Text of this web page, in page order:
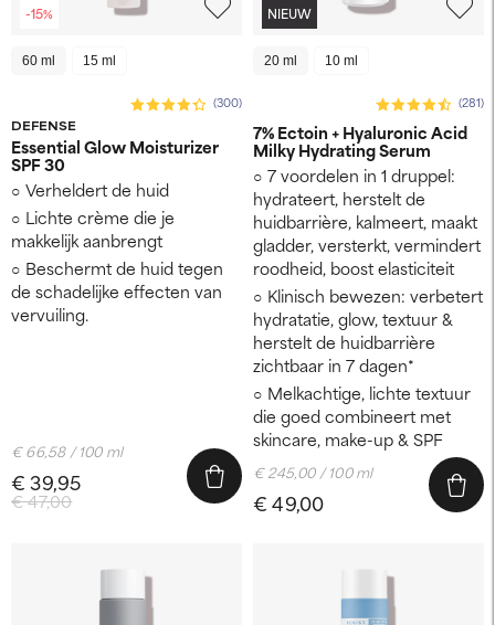
-15%
60 ml 15 ml
DEFENSE
(300)
Essential Glow Moisturizer
SPF 30
Verheldert de huid
Lichte crème die je
makkelijk aanbrengt
Beschermt de huid tegen
de schadelijke effecten van
vervuiling.
€ 47,00
€ 39,95
€ 66,58 / 100 ml
NIEUW
20 ml 10 ml
(281)
7% Ectoin + Hyaluronic Acid
Milky Hydrating Serum
7 voordelen in 1 druppel:
hydrateert, herstelt de
huidbarrière, kalmeert, maakt
gladder, versterkt, vermindert
roodheid, boost elasticiteit
Klinisch bewezen: verbetert
hydratatie, glow, textuur &
herstelt de huidbarrière
zichtbaar in 7 dagen*
Melkachtige, lichte textuur
die goed combineert met
skincare, make-up & SPF
€ 49,00
€ 245,00 / 100 ml